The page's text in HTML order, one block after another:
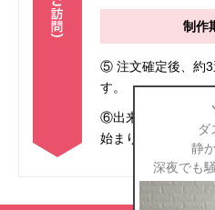
制作
⑤ 注文確定後、約3
す。
⑥出来上がったマッ
始まります。